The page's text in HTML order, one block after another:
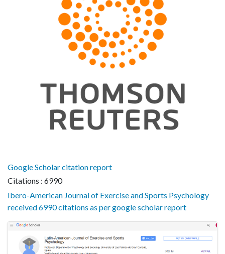
Google Scholar citation report
Citations : 6990
Ibero-American Journal of Exercise and Sports Psychology
received 6990 citations as per google scholar report